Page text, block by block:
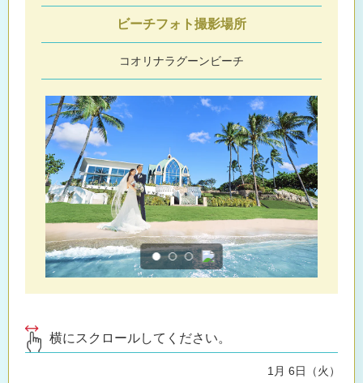
ビーチフォト撮影場所
コオリナラグーンビーチ
横にスクロールしてください。
1月 6日（火）, 9